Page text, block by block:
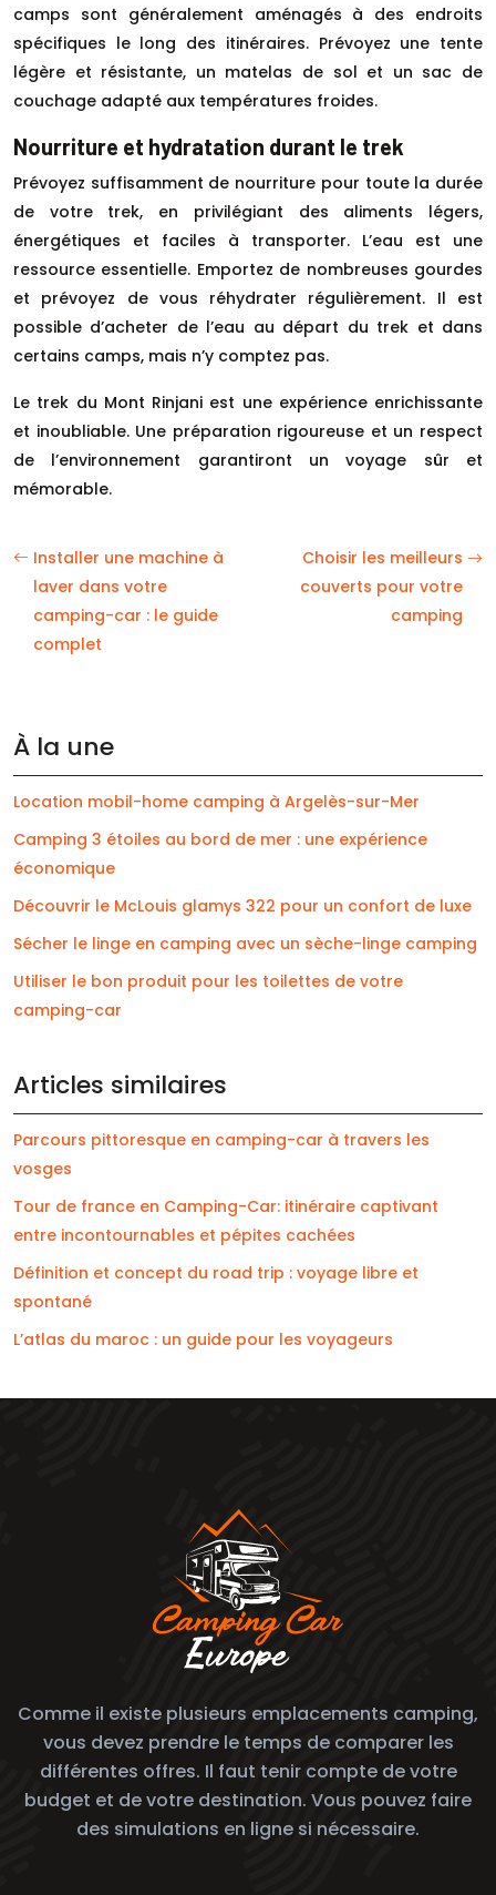
camps sont généralement aménagés à des endroits
spécifiques le long des itinéraires. Prévoyez une tente
légère et résistante, un matelas de sol et un sac de
couchage adapté aux températures froides.
Nourriture et hydratation durant le trek
Prévoyez suffisamment de nourriture pour toute la durée
de votre trek, en privilégiant des aliments légers,
énergétiques et faciles à transporter. L’eau est une
ressource essentielle. Emportez de nombreuses gourdes
et prévoyez de vous réhydrater régulièrement. Il est
possible d’acheter de l’eau au départ du trek et dans
certains camps, mais n’y comptez pas.
Le trek du Mont Rinjani est une expérience enrichissante
et inoubliable. Une préparation rigoureuse et un respect
de l’environnement garantiront un voyage sûr et
mémorable.
Installer une machine à
laver dans votre
camping-car : le guide
complet
Choisir les meilleurs
couverts pour votre
camping
À la une
Location mobil-home camping à Argelès-sur-Mer
Camping 3 étoiles au bord de mer : une expérience
économique
Découvrir le McLouis glamys 322 pour un confort de luxe
Sécher le linge en camping avec un sèche-linge camping
Utiliser le bon produit pour les toilettes de votre
camping-car
Articles similaires
Parcours pittoresque en camping-car à travers les
vosges
Tour de france en Camping-Car: itinéraire captivant
entre incontournables et pépites cachées
Définition et concept du road trip : voyage libre et
spontané
L’atlas du maroc : un guide pour les voyageurs
Comme il existe plusieurs emplacements camping,
vous devez prendre le temps de comparer les
différentes offres. Il faut tenir compte de votre
budget et de votre destination. Vous pouvez faire
des simulations en ligne si nécessaire.